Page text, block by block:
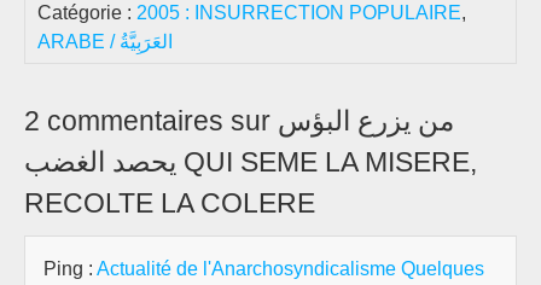
Catégorie : 2005 : INSURRECTION POPULAIRE,
ARABE / العَرَبِيَّةُ
2 commentaires sur من يزرع البؤس
يحصد الغضب QUI SEME LA MISERE,
RECOLTE LA COLERE
Ping : Actualité de l'Anarchosyndicalisme Quelques